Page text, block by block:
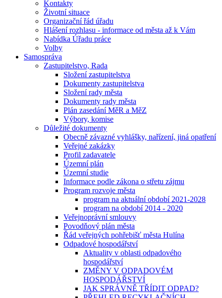
Kontakty
Životní situace
Organizační řád úřadu
Hlášení rozhlasu - informace od města až k Vám
Nabídka Úřadu práce
Volby
Samospráva
Zastupitelstvo, Rada
Složení zastupitelstva
Dokumenty zastupitelstva
Složení rady města
Dokumenty rady města
Plán zasedání MěR a MěZ
Výbory, komise
Důležité dokumenty
Obecně závazné vyhlášky, nařízení, jiná opatření
Veřejné zakázky
Profil zadavatele
Územní plán
Územní studie
Informace podle zákona o střetu zájmu
Program rozvoje města
program na aktuální období 2021-2028
program na období 2014 - 2020
Veřejnoprávní smlouvy
Povodňový plán města
Řád veřejných pohřebišť města Hulína
Odpadové hospodářství
Aktuality v oblasti odpadového
hospodářství
ZMĚNY V ODPADOVÉM
HOSPODÁŘSTVÍ
JAK SPRÁVNĚ TŘÍDIT ODPAD?